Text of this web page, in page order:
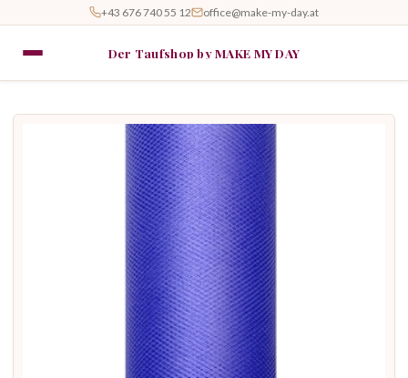
+43 676 740 55 12 office@make-my-day.at
Der Taufshop by MAKE MY DAY